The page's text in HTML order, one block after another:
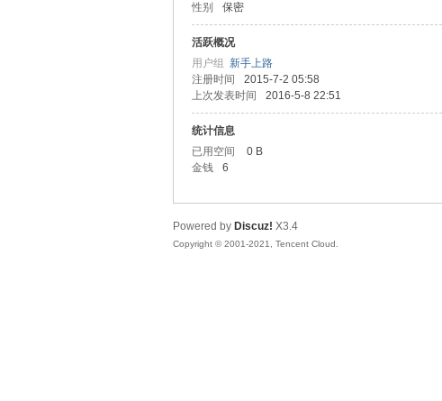
性别 保密
活跃概况
用户组 新手上路
注册时间
2015-7-2 05:58
上次发表时间
2016-5-8 22:51
统计信息
已用空间
0 B
金钱
6
Powered by Discuz! X3.4
Copyright © 2001-2021, Tencent Cloud.